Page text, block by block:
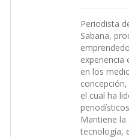
Periodista
Sabana,
experiencia
en los
el cual ha
Mantiene
tecnología,